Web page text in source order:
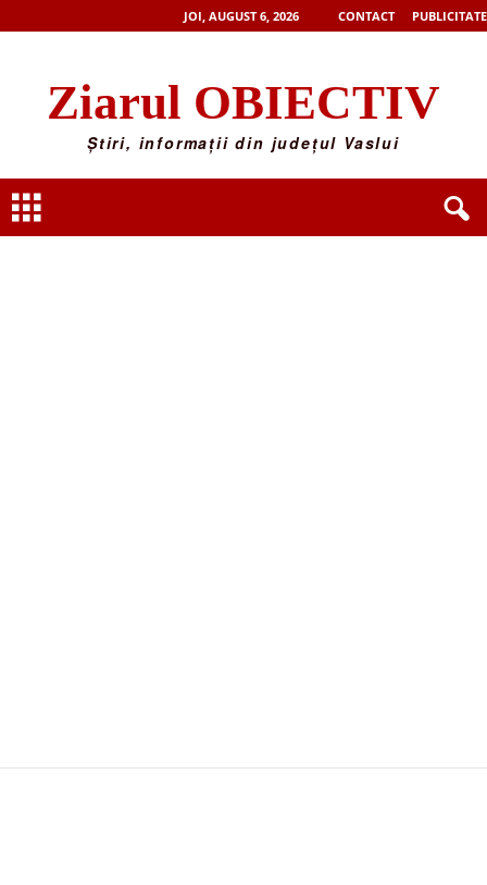
JOI, AUGUST 6, 2026 CONTACT PUBLICITATE
Ziarul OBIECTIV
Știri, informații din județul Vaslui